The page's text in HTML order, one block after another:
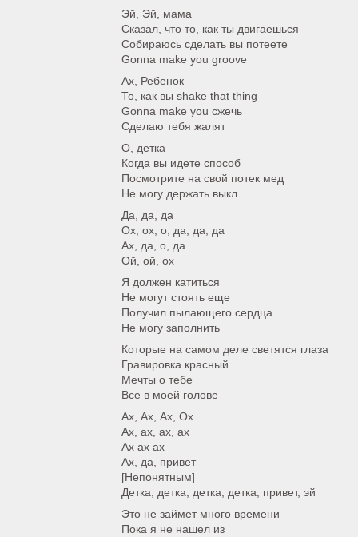
Эй, Эй, мама
Сказал, что то, как ты двигаешься
Собираюсь сделать вы потеете
Gonna make you groove
Ах, Ребенок
То, как вы shake that thing
Gonna make you сжечь
Сделаю тебя жалят
О, детка
Когда вы идете способ
Посмотрите на свой потек мед
Не могу держать выкл.
Да, да, да
Ох, ох, о, да, да, да
Ах, да, о, да
Ой, ой, ох
Я должен катиться
Не могут стоять еще
Получил пылающего сердца
Не могу заполнить
Которые на самом деле светятся глаза
Гравировка красный
Мечты о тебе
Все в моей голове
Ах, Ах, Ах, Ох
Ах, ах, ах, ах
Ах ах ах
Ах, да, привет
[Непонятным]
Детка, детка, детка, детка, привет, эй
Это не займет много времени
Пока я не нашел из